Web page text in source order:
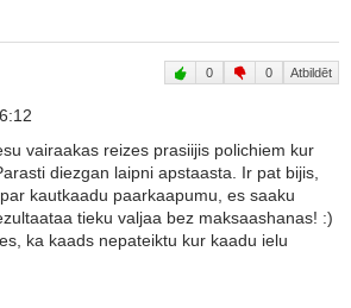
0 0 Atbildēt
vairaakas reizes prasiijis polichiem kur
diezgan laipni apstaasta. Ir pat bijis,
kautkaadu paarkaapumu, es saaku
tieku valjaa bez maksaashanas! :)
ka kaads nepateiktu kur kaadu ielu